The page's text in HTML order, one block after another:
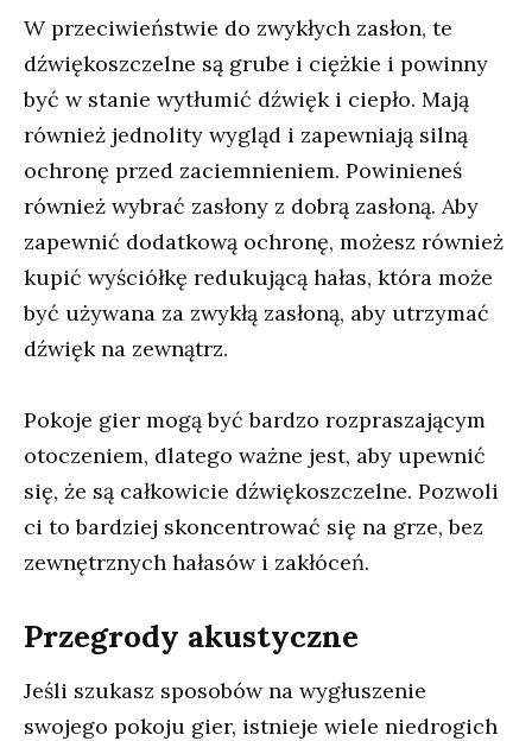
W przeciwieństwie do zwykłych zasłon, te
dźwiękoszczelne są grube i ciężkie i powinny
być w stanie wytłumić dźwięk i ciepło. Mają
również jednolity wygląd i zapewniają silną
ochronę przed zaciemnieniem. Powinieneś
również wybrać zasłony z dobrą zasłoną. Aby
zapewnić dodatkową ochronę, możesz również
kupić wyściółkę redukującą hałas, która może
być używana za zwykłą zasłoną, aby utrzymać
dźwięk na zewnątrz.
Pokoje gier mogą być bardzo rozpraszającym
otoczeniem, dlatego ważne jest, aby upewnić
się, że są całkowicie dźwiękoszczelne. Pozwoli
ci to bardziej skoncentrować się na grze, bez
zewnętrznych hałasów i zakłóceń.
Przegrody akustyczne
Jeśli szukasz sposobów na wygłuszenie
swojego pokoju gier, istnieje wiele niedrogich